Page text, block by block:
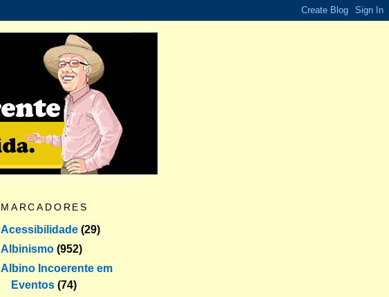
MARCADORES
Acessibilidade (29)
Albinismo (952)
Albino Incoerente em
Eventos (74)